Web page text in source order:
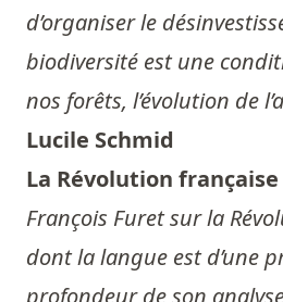
d’organiser le
biodiversité est une
nos forêts, l’évolution de
Lucile Schmid
La Révolution
François Furet sur la
dont la langue est d’une